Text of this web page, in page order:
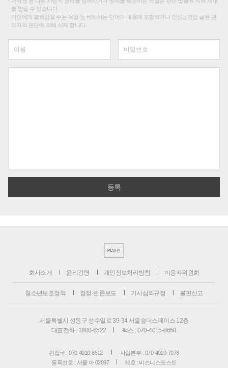
를 받을 수 있습니다.
타인에게 불쾌감을 주는 욕설 등 비하하는 단어가 내용에 포함되거나 인신공격성 글은 관
리자의 판단에 의해 삭제 합니다.
PC버전
회사소개 윤리강령 개인정보처리방침 이용자위원회
청소년보호정책 정정·반론보도 기사심의규정 불편신고
서울특별시 성동구 성수일로 39-34 서울숲더스페이스 12층
대표전화 : 1800-6522
팩스 : 070-4015-8658
편집국 : 070-4010-8512
사업본부 : 070-4010-7078
등록번호 : 서울 아 02897
제호 : 비즈니스포스트